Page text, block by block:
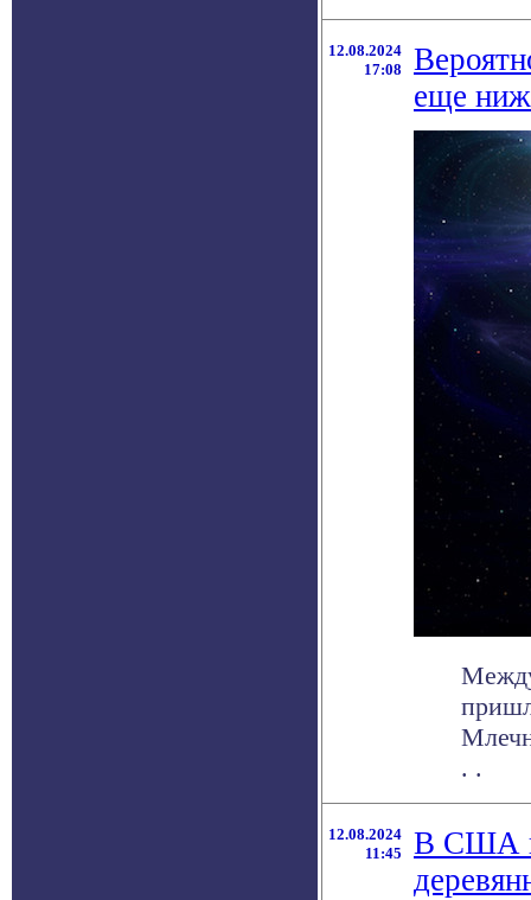
12.08.2024
17:08
еще
. .
12.08.2024
11:45
В США